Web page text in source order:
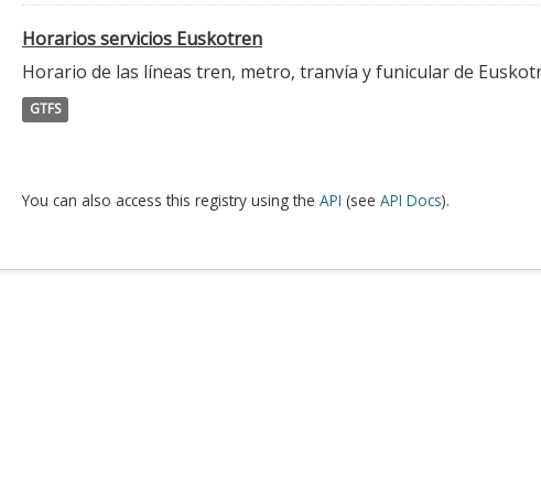
Horarios servicios Euskotren
Horario de las líneas tren, metro, tranvía y funicular de
GTFS
You can also access this registry using the API (see API Docs).